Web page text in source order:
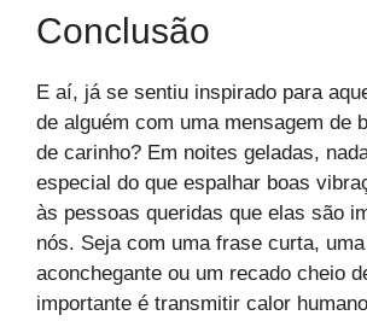
Conclusão
E aí, já se sentiu inspirado para
de alguém com uma mensagem de
de carinho? Em noites geladas,
especial do que espalhar boas
às pessoas queridas que elas são
nós. Seja com uma frase curta,
aconchegante ou um recado cheio
importante é transmitir calor